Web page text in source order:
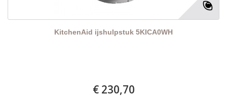
KitchenAid ijshulpstuk 5KICA0WH
€ 230,70